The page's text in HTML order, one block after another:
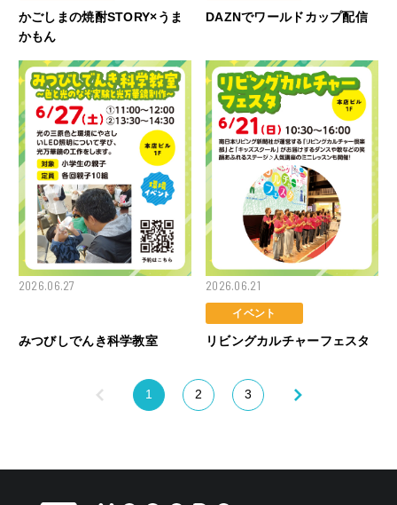
かごしまの焼酎STORY×うま
かもん
DAZNでワールドカップ配信
2026.06.27
みつびしでんき科学教室
2026.06.21
イベント
リビングカルチャーフェスタ
1 2 3